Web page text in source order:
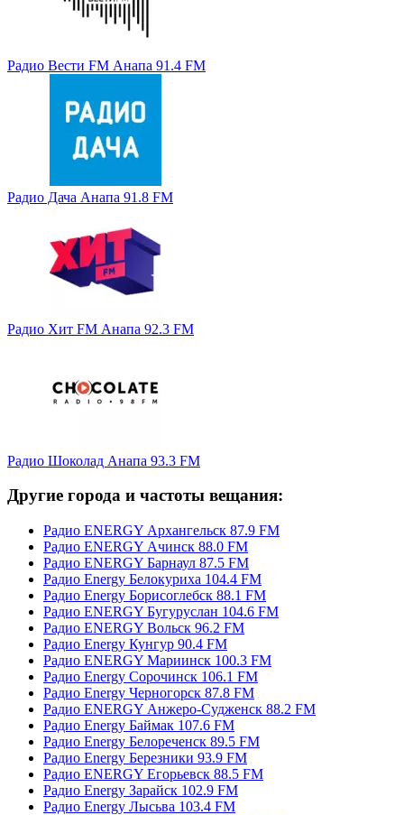
Радио Вести FM Анапа 91.4 FM
Радио Дача Анапа 91.8 FM
Радио Хит FM Анапа 92.3 FM
Радио Шоколад Анапа 93.3 FM
Другие города и частоты вещания:
Радио ENERGY Архангельск 87.9 FM
Радио ENERGY Ачинск 88.0 FM
Радио ENERGY Барнаул 87.5 FM
Радио Energy Белокуриха 104.4 FM
Радио Energy Борисоглебск 88.1 FM
Радио ENERGY Бугуруслан 104.6 FM
Радио ENERGY Вольск 96.2 FM
Радио Energy Кунгур 90.4 FM
Радио ENERGY Мариинск 100.3 FM
Радио Energy Сорочинск 106.1 FM
Радио Energy Черногорск 87.8 FM
Радио ENERGY Анжеро-Судженск 88.2 FM
Радио Energy Баймак 107.6 FM
Радио Energy Белореченск 89.5 FM
Радио Energy Березники 93.9 FM
Радио ENERGY Егорьевск 88.5 FM
Радио Energy Зарайск 102.9 FM
Радио Energy Лысьва 103.4 FM